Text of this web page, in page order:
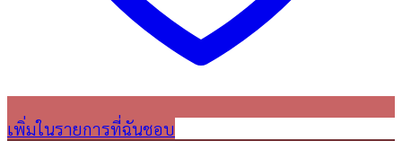
เพิ่มในรายการที่ฉันชอบ